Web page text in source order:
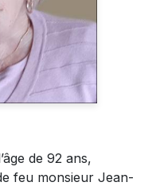
de 92 ans,
feu monsieur Jean-